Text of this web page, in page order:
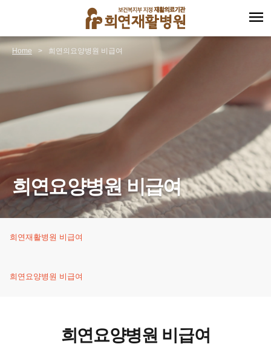
menu
Home > 희연의요양병원 비급여
희연요양병원 비급여
희연재활병원 비급여
희연요양병원 비급여
희연요양병원 비급여